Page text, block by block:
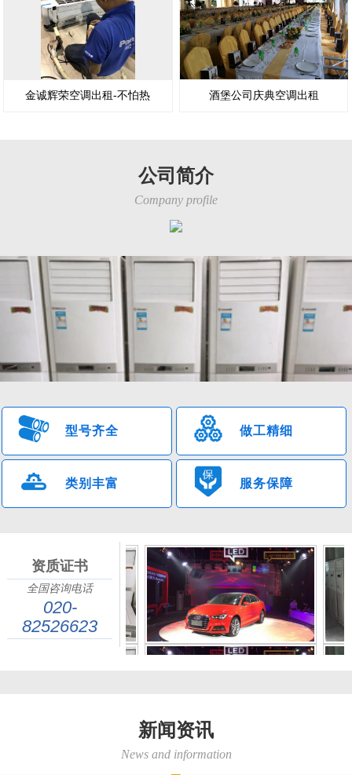
金诚辉荣空调出租-不怕热 酒堡公司庆典空调出租
公司简介
Company profile
广州金诚辉荣设备租赁有限公司（13600068758）专业供应企业单位
广州空调出租
、空调租赁。提供各类型临时佛山空调出租、活动空
调出租、展会空调出租、帐篷、婚宴、会场活动空调出租、空调租赁
业务。与我空调出租公司合作的企业单位，24小时内上门免费维
广州金诚辉荣设备租赁有限公司目前主要针对广州、佛山、珠三角地
区办公楼、工地、厂房、临时办公点、集装箱住房提供相应的电器租
赁、销售、安装，并提供相应的后续保障服务。
型号齐全 做工精细
类别丰富 服务保障
资质证书
全国咨询电话
020-
82526623
新闻资讯
News and information